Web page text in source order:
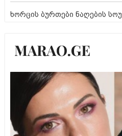
ხორცის ბურთები ნაღების